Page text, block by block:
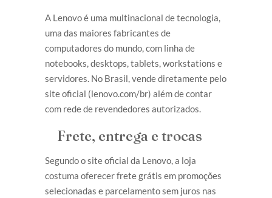
A Lenovo é uma multinacional de tecnologia,
uma das maiores fabricantes de
computadores do mundo, com linha de
notebooks, desktops, tablets, workstations e
servidores. No Brasil, vende diretamente pelo
site oficial (lenovo.com/br) além de contar
com rede de revendedores autorizados.
Frete, entrega e trocas
Segundo o site oficial da Lenovo, a loja
costuma oferecer frete grátis em promoções
selecionadas e parcelamento sem juros nas